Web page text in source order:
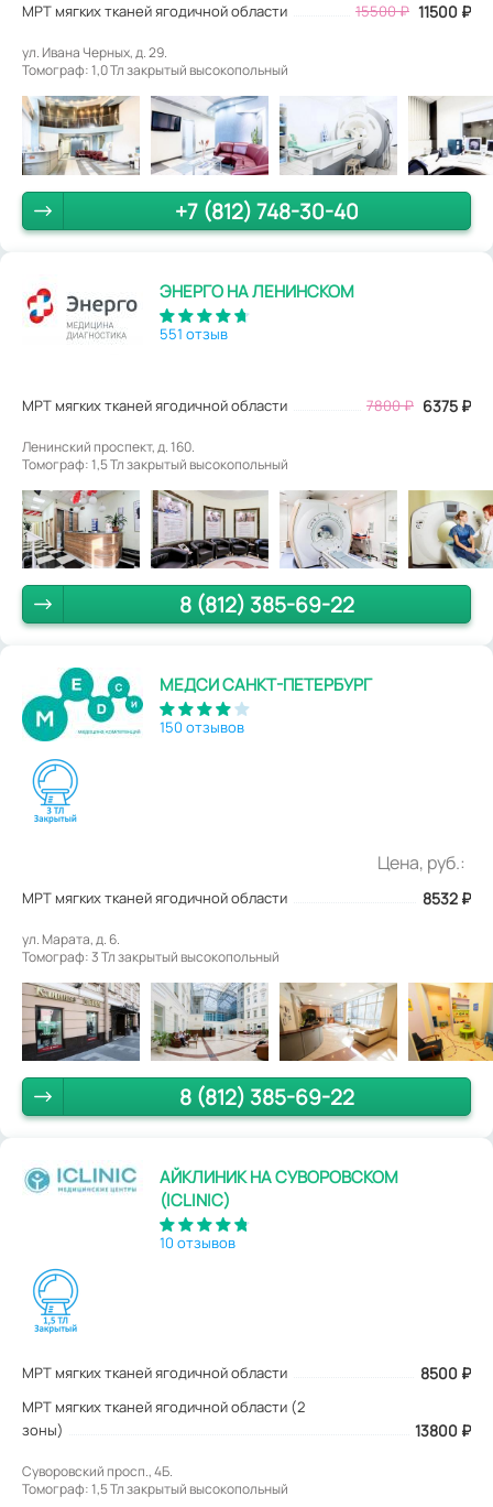
МРТ мягких тканей ягодичной области 15500₽ 11500 ₽
ул. Ивана Черных, д. 29.
Томограф: 1,0 Тл закрытый высокопольный
+7 (812) 748-30-40
ЭНЕРГО НА ЛЕНИНСКОМ
551 отзыв
МРТ мягких тканей ягодичной области 7800₽ 6375 ₽
Ленинский проспект, д. 160.
Томограф: 1,5 Тл закрытый высокопольный
8 (812) 385-69-22
МЕДСИ САНКТ-ПЕТЕРБУРГ
150 отзывов
Цена, руб.:
МРТ мягких тканей ягодичной области 8532 ₽
ул. Марата, д. 6.
Томограф: 3 Тл закрытый высокопольный
8 (812) 385-69-22
АЙКЛИНИК НА СУВОРОВСКОМ
(ICLINIC)
10 отзывов
МРТ мягких тканей ягодичной области 8500 ₽
МРТ мягких тканей ягодичной области (2
зоны)
13800 ₽
Суворовский просп., 4Б.
Томограф: 1,5 Тл закрытый высокопольный